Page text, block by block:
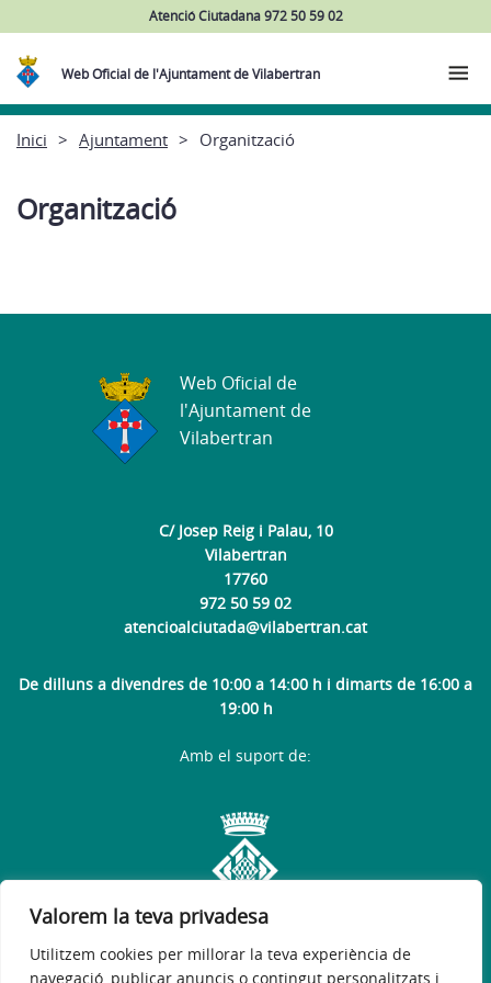
Valorem la teva privadesa
Utilitzem cookies per millorar la teva experiència de
navegació, publicar anuncis o contingut personalitzats i
Atenció Ciutadana 972 50 59 02
Web Oficial de l'Ajuntament de Vilabertran
Inici Ajuntament Organització
Organització
C/ Josep Reig i Palau, 10
Vilabertran
17760
972 50 59 02
atencioalciutada@vilabertran.cat
De dilluns a divendres de 10:00 a 14:00 h i dimarts de 16:00 a
19:00 h
Web Oficial de
l'Ajuntament de
Vilabertran
Amb el suport de: